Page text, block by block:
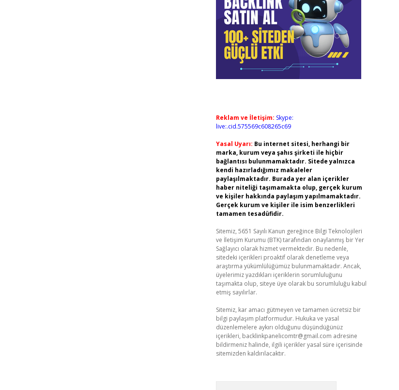
Reklam ve İletişim: Skype:
live:.cid.575569c608265c69
Yasal Uyarı: Bu internet sitesi, herhangi bir
marka, kurum veya şahıs şirketi ile hiçbir
bağlantısı bulunmamaktadır. Sitede yalnızca
kendi hazırladığımız makaleler
paylaşılmaktadır. Burada yer alan içerikler
haber niteliği taşımamakta olup, gerçek kurum
ve kişiler hakkında paylaşım yapılmamaktadır.
Gerçek kurum ve kişiler ile isim benzerlikleri
tamamen tesadüfidir.
Sitemiz, 5651 Sayılı Kanun gereğince Bilgi Teknolojileri
ve İletişim Kurumu (BTK) tarafından onaylanmış bir Yer
Sağlayıcı olarak hizmet vermektedir. Bu nedenle,
sitedeki içerikleri proaktif olarak denetleme veya
araştırma yükümlülüğümüz bulunmamaktadır. Ancak,
üyelerimiz yazdıkları içeriklerin sorumluluğunu
taşımakta olup, siteye üye olarak bu sorumluluğu kabul
etmiş sayılırlar.
Sitemiz, kar amacı gütmeyen ve tamamen ücretsiz bir
bilgi paylaşım platformudur. Hukuka ve yasal
düzenlemelere aykırı olduğunu düşündüğünüz
içerikleri, backlinkpanelicomtr@gmail.com adresine
bildirmeniz halinde, ilgili içerikler yasal süre içerisinde
sitemizden kaldırılacaktır.